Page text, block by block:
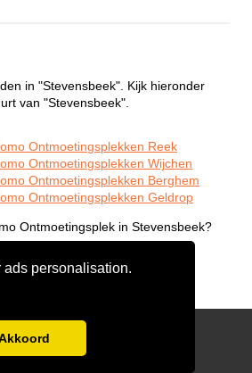
personalisation.
in "Stevensbeek". Kijk hieronder
van "Stevensbeek".
Ontmoetingsplekken Reek
Ontmoetingsplekken Wijchen
Ontmoetingsplekken Berghem
Ontmoetingsplekken Geldrop
Ontmoetingsplek in Stevensbeek?
aan